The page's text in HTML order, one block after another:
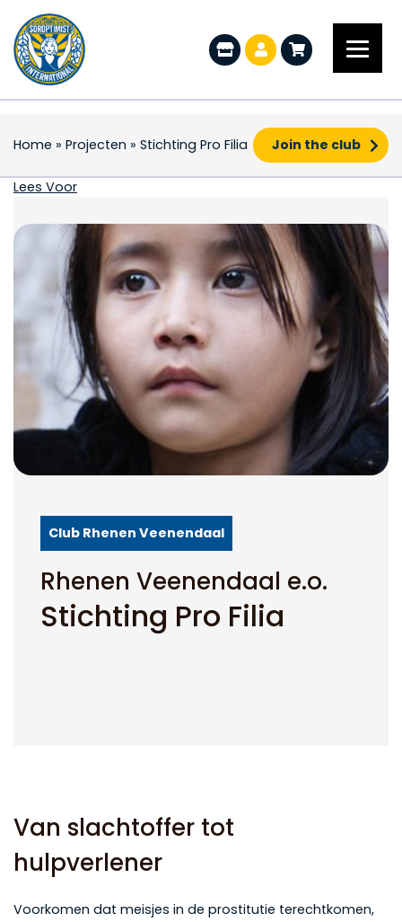
Home » Projecten » Stichting Pro Filia Join the club
Stichting Pro Filia
Lees Voor
Club Rhenen Veenendaal
Rhenen Veenendaal e.o.
Stichting Pro Filia
Van slachtoffer tot
hulpverlener
Voorkomen dat meisjes in de prostitutie terechtkomen,